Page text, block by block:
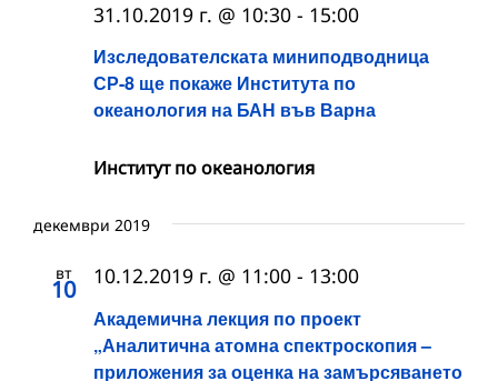
Изследователската миниподводница
СР-8 ще покаже Института по
океанология на БАН във Варна
31.10.2019 г. @ 10:30 - 15:00
Институт по океанология
декември 2019
вт
10
Академична лекция по проект
„Аналитична атомна спектроскопия –
приложения за оценка на замърсяването
10.12.2019 г. @ 11:00 - 13:00